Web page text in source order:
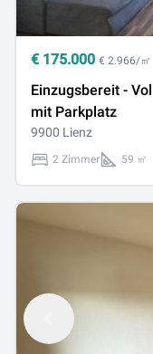
€ 175.000 € 2.966/㎡
Einzugsbereit -
mit Parkplatz
9900 Lienz
2 Zimmer 59 ㎡